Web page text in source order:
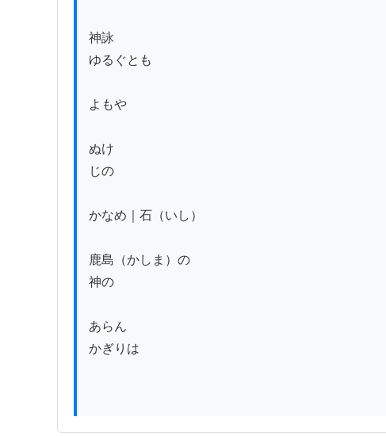
神詠
ゆるぐとも
よもや
ぬけ
じの
かなめ｜石（いし）
鹿島（かしま）の
神の
あらん
かぎりは